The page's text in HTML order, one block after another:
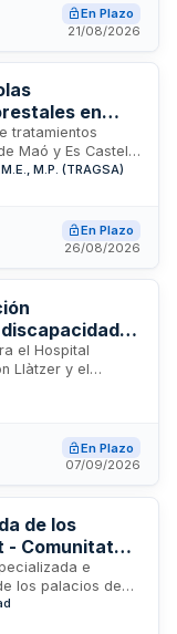
a la
El patrocinador
entrega de
En Plazo
21/08/2026
en
tratamientos
Maó y Es Castell
de roza,
en distintas
emergencias por
será
así como del
y medio
M.P. (TRAGSA)
En Plazo
26/08/2026
el Hospital
Llàtzer y el
de inserción
El contrato
Sector Público. El
En Plazo
07/09/2026
de los
- Comunitat
e
los palacios de
por la
Autònoma de les